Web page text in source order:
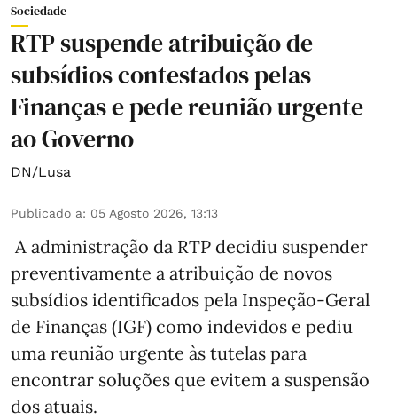
Sociedade
RTP suspende atribuição de
subsídios contestados pelas
Finanças e pede reunião urgente
ao Governo
DN/Lusa
Publicado a: 05 Agosto 2026, 13:13
A administração da RTP decidiu suspender
preventivamente a atribuição de novos
subsídios identificados pela Inspeção-Geral
de Finanças (IGF) como indevidos e pediu
uma reunião urgente às tutelas para
encontrar soluções que evitem a suspensão
dos atuais.